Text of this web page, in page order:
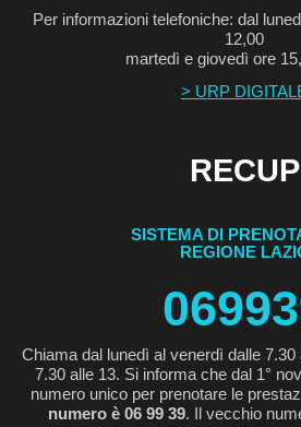
Per informazioni telefoniche: dal
12,00
martedì e giovedì ore
> URP
RECUP
SISTEMA DI
REGIONE
Chiama dal lunedì al venerdì dalle 7.30
7.30 alle 13. Si informa che dal 1°
numero unico per prenotare le
numero è 06 99 39. Il vecchio